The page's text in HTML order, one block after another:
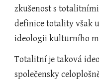
zkušenost s
definice totality však
ideologii kulturního
Totalitní je taková
společensky